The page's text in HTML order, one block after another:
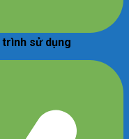
sử dụng